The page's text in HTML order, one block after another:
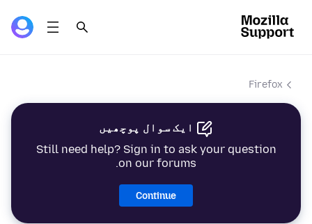
Firefox
ایک سوال پوچھیں
Still need help? Sign in to ask your question
on our forums.
Continue